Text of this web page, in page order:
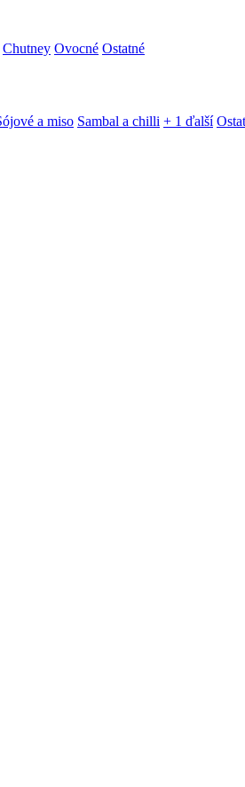
Chutney Ovocné Ostatné
a miso Sambal a chilli + 1 ďalší